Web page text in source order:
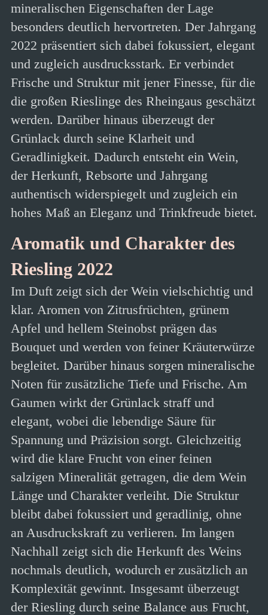
mineralischen Eigenschaften der Lage
besonders deutlich hervortreten. Der Jahrgang
2022 präsentiert sich dabei fokussiert, elegant
und zugleich ausdrucksstark. Er verbindet
Frische und Struktur mit jener Finesse, für die
die großen Rieslinge des Rheingaus geschätzt
werden. Darüber hinaus überzeugt der
Grünlack durch seine Klarheit und
Geradlinigkeit. Dadurch entsteht ein Wein,
der Herkunft, Rebsorte und Jahrgang
authentisch widerspiegelt und zugleich ein
hohes Maß an Eleganz und Trinkfreude bietet.
Aromatik und Charakter des
Riesling 2022
Im Duft zeigt sich der Wein vielschichtig und
klar. Aromen von Zitrusfrüchten, grünem
Apfel und hellem Steinobst prägen das
Bouquet und werden von feiner Kräuterwürze
begleitet. Darüber hinaus sorgen mineralische
Noten für zusätzliche Tiefe und Frische. Am
Gaumen wirkt der Grünlack straff und
elegant, wobei die lebendige Säure für
Spannung und Präzision sorgt. Gleichzeitig
wird die klare Frucht von einer feinen
salzigen Mineralität getragen, die dem Wein
Länge und Charakter verleiht. Die Struktur
bleibt dabei fokussiert und geradlinig, ohne
an Ausdruckskraft zu verlieren. Im langen
Nachhall zeigt sich die Herkunft des Weins
nochmals deutlich, wodurch er zusätzlich an
Komplexität gewinnt. Insgesamt überzeugt
der Riesling durch seine Balance aus Frucht,